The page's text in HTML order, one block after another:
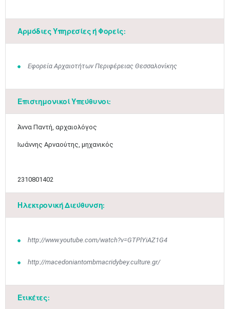
Αρμόδιες Υπηρεσίες ή Φορείς:
Εφορεία Αρχαιοτήτων Περιφέρειας Θεσσαλονίκης
Επιστημονικοί Υπεύθυνοι:
​Άννα Παντή, αρχαιολόγος
Ιωάννης Αρναούτης, μηχανικός
2310801402
Ηλεκτρονική Διεύθυνση:
http://www.youtube.com/watch?v=GTPlYiAZ1G4
http://macedoniantombmacridybey.culture.gr/
Ετικέτες: